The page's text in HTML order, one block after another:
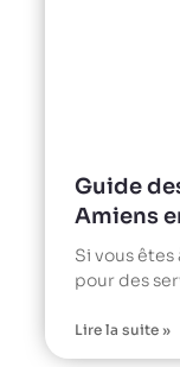
Guide
Amiens
Si vous
pour des
Lire la suite »